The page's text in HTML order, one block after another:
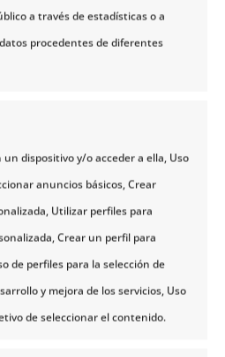
a través de estadísticas o a
procedentes de diferentes
dispositivo y/o acceder a ella, Uso
anuncios básicos, Crear
Utilizar perfiles para
Crear un perfil para
de perfiles para la selección de
y mejora de los servicios, Uso
de seleccionar el contenido.
delicia absoluta. Por su
luce sus mejores colores
río) entre mayo y
locales vestidos con sus
los billetes con
obligatorio reservar con
si viajas en temporada alta
de Rauma hay más